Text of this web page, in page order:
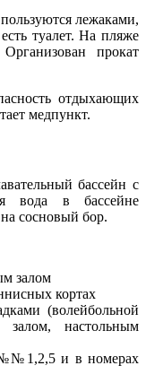
лежаками,
туалет. На пляже
прокат
отдыхающих
медпункт.
бассейн с
вода в бассейне
на сосновый бор.
залом
кортах
(волейбольной
залом, настольным
№№1,2,5 и в номерах